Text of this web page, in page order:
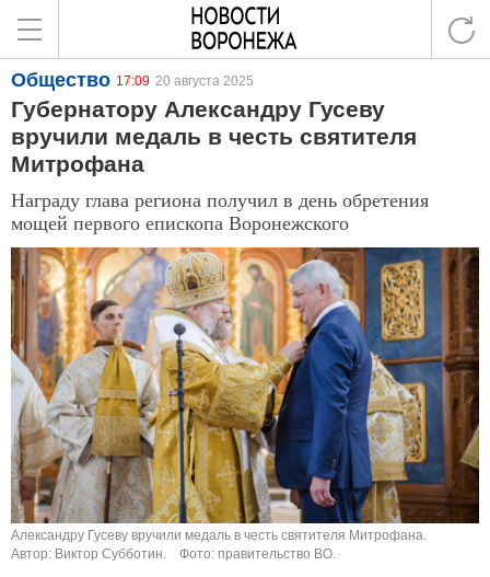
Общество 17:09 20 августа 2025
Губернатору Александру Гусеву
вручили медаль в честь святителя
Митрофана
Награду глава региона получил в день обретения
мощей первого епископа Воронежского
Александру Гусеву вручили медаль в честь святителя Митрофана.
Автор: Виктор Субботин.
Фото: правительство ВО.